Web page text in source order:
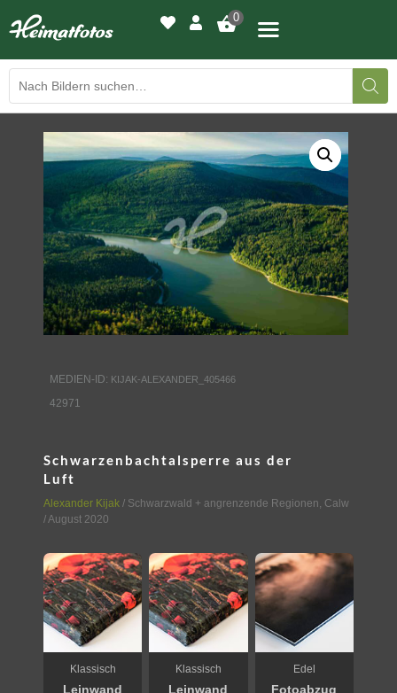
0
BILDERGALERIE
DRUCKQUALITÄTEN
LED-LEUCHTBILDER
WIR DRUCKEN IHR BILD
AUSSTELLUNGEN
KONTAKT
MEDIEN-ID: KIJAK-ALEXANDER_405466
42971
Schwarzenbachtalsperre aus der
Luft
Alexander Kijak / Schwarzwald + angrenzende Regionen, Calw
/ August 2020
Klassisch
Leinwand
Klassisch
Leinwand
Edel
Fotoabzug